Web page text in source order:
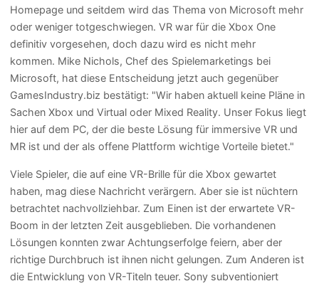
Homepage und seitdem wird das Thema von Microsoft mehr
oder weniger totgeschwiegen. VR war für die Xbox One
definitiv vorgesehen, doch dazu wird es nicht mehr
kommen. Mike Nichols, Chef des Spielemarketings bei
Microsoft, hat diese Entscheidung jetzt auch gegenüber
GamesIndustry.biz bestätigt: "Wir haben aktuell keine Pläne in
Sachen Xbox und Virtual oder Mixed Reality. Unser Fokus liegt
hier auf dem PC, der die beste Lösung für immersive VR und
MR ist und der als offene Plattform wichtige Vorteile bietet."
Viele Spieler, die auf eine VR-Brille für die Xbox gewartet
haben, mag diese Nachricht verärgern. Aber sie ist nüchtern
betrachtet nachvollziehbar. Zum Einen ist der erwartete VR-
Boom in der letzten Zeit ausgeblieben. Die vorhandenen
Lösungen konnten zwar Achtungserfolge feiern, aber der
richtige Durchbruch ist ihnen nicht gelungen. Zum Anderen ist
die Entwicklung von VR-Titeln teuer. Sony subventioniert